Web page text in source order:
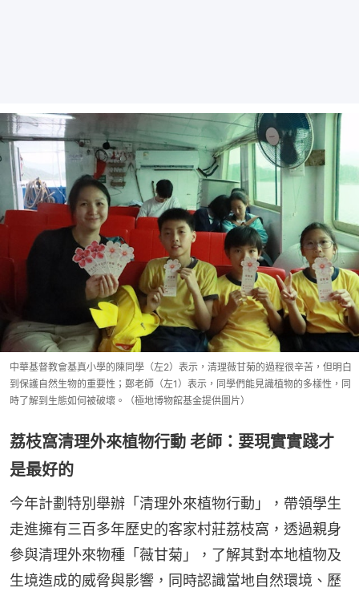
中華基督教會基真小學的陳同學（左2）表示，清理薇甘菊的過程很辛苦，但明白
到保護自然生物的重要性；鄭老師（左1）表示，同學們能見識植物的多樣性，同
時了解到生態如何被破壞。（極地博物館基金提供圖片）
荔枝窩清理外來植物行動 老師：要現實實踐才
是最好的
今年計劃特別舉辦「清理外來植物行動」，帶領學生
走進擁有三百多年歷史的客家村莊荔枝窩，透過親身
參與清理外來物種「薇甘菊」，了解其對本地植物及
生境造成的威脅與影響，同時認識當地自然環境、歷